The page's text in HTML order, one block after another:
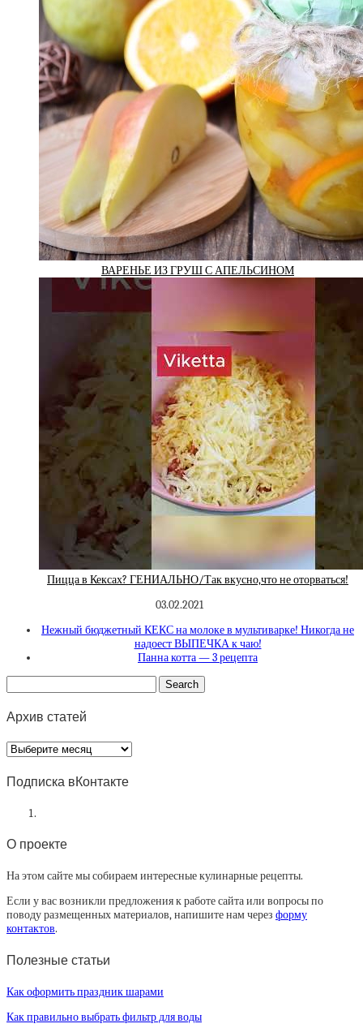
ВАРЕНЬЕ ИЗ ГРУШ С АПЕЛЬСИНОМ
Пицца в Кексах? ГЕНИАЛЬНО/Так вкусно,что не оторваться!
03.02.2021
Нежный бюджетный КЕКС на молоке в мультиварке! Никогда не
надоест ВЫПЕЧКА к чаю!
Панна котта — 3 рецепта
Архив статей
Архив
статей
Подписка вКонтакте
О проекте
На этом сайте мы собираем интересные кулинарные рецепты.
Если у вас возникли предложения к работе сайта или вопросы по
поводу размещенных материалов, напишите нам через форму
контактов.
Полезные статьи
Как оформить праздник шарами
Как правильно выбрать фильтр для воды